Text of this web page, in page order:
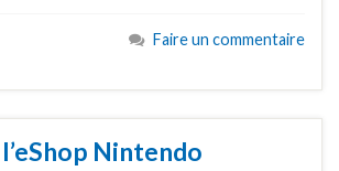
Faire un commentaire
Nintendo